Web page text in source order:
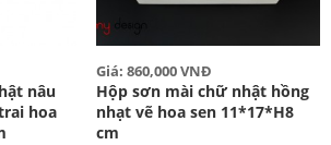
nâu
hoa
Giá: 860,000 VNĐ
Hộp sơn mài chữ nhật hồng
nhạt vẽ hoa sen 11*17*H8
cm